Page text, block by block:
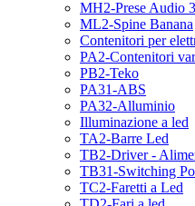
MH2-Prese Audio
ML2-Spine Banana
Contenitori per
PA2-Contenitori
PB2-Teko
PA31-ABS
PA32-Alluminio
Illuminazione a led
TA2-Barre Led
TB2-Driver -
TB31-Switching
TC2-Faretti a Led